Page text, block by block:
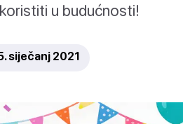
u budućnosti!
siječanj 2021